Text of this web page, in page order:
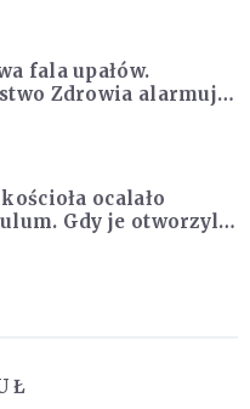
fala upałów.
Zdrowia alarmuje
z czerwca
ocalało
Gdy je otworzyli,
chleba